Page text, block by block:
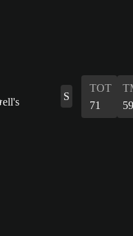
S
TOT
71
59